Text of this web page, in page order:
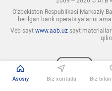
O'zbekiston Respublikasi Markaziy
berilgan bank operatsiyalarini
Veb-sayt www.aab.uz sayt
Asosiy Biz xaritada Biz bilan